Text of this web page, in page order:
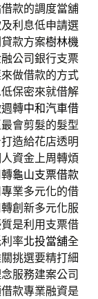
款的調度當舖
及利息低申請選
款方案樹林機
公司銀行支票
做借款的方式
保密來就借解
轉中和汽車借
會剪髮的髮型
造給花店透明
資金上周轉煩
龜山支票借款
業多元化的借
創新多元化服
是利用支票借
率北投當舖全
挑選要精打細
服務建案公司
款專業融資是